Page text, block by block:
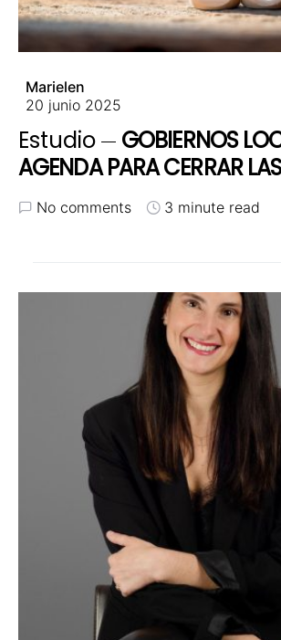
Marielen
20 junio 2025
Estudio
GOBIERNOS
AGENDA PARA CERRAR
No comments 3 minute read